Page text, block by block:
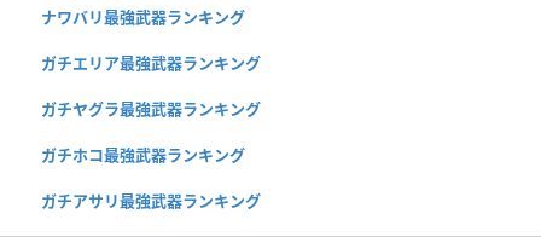
ナワバリ最強武器ランキング
ガチエリア最強武器ランキング
ガチヤグラ最強武器ランキング
ガチホコ最強武器ランキング
ガチアサリ最強武器ランキング